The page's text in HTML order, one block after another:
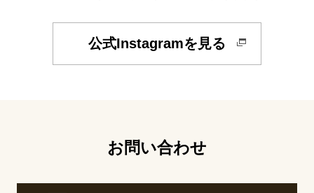
公式Instagramを見る
お問い合わせ